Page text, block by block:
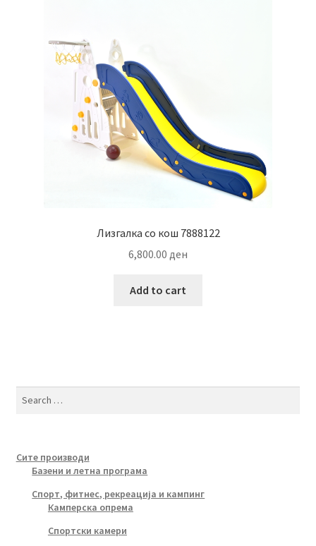
Лизгалка со кош 7888122
6,800.00 ден
Add to cart
Сите производи
Базени и летна програма
Спорт, фитнес, рекреација и кампинг
Камперска опрема
Спортски камери